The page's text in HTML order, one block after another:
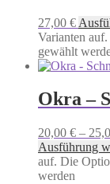
27,00 €
Varianten
gewählt
Okra –
20,00 € –
Ausführung
auf. Die
werden